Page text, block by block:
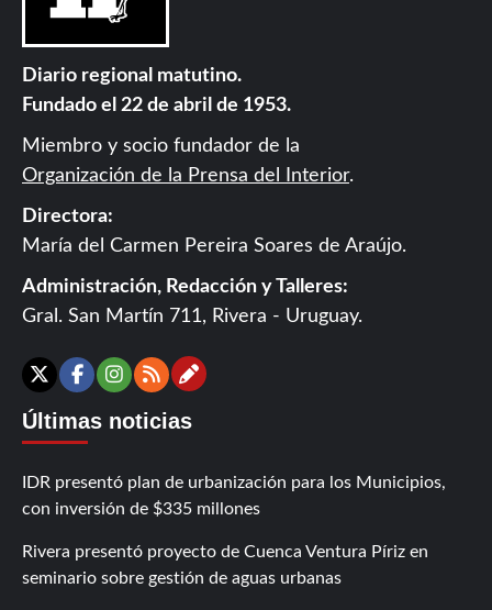
Diario regional matutino.
Fundado el 22 de abril de 1953.
Miembro y socio fundador de la
Organización de la Prensa del Interior.
Directora:
María del Carmen Pereira Soares de Araújo.
Administración, Redacción y Talleres:
Gral. San Martín 711, Rivera - Uruguay.
X Facebook
Instagram
RSSContáctanos
Últimas noticias
IDR presentó plan de urbanización para los Municipios,
con inversión de $335 millones
Rivera presentó proyecto de Cuenca Ventura Píriz en
seminario sobre gestión de aguas urbanas